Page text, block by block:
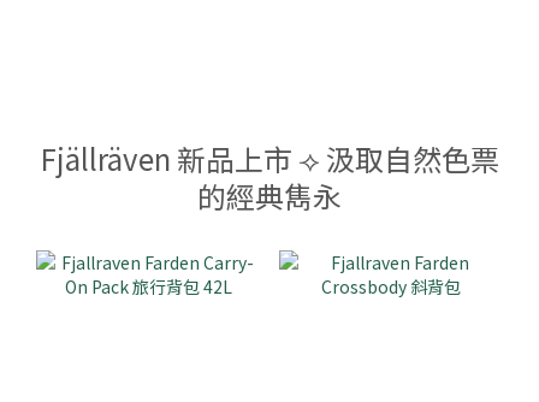
Fjällräven 新品上市 ⟢ 汲取自然色票
的經典雋永